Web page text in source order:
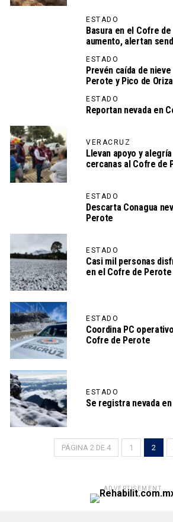
ESTADO
Basura en el Cofre
aumento, alertan
ESTADO
Prevén caída de
Perote y Pico de
ESTADO
Reportan nevada en
VERACRUZ
Llevan apoyo y
cercanas al Cofre de
ESTADO
Descarta Conagua
Perote
ESTADO
Casi mil personas
en el Cofre de Perote
ESTADO
Coordina PC
Cofre de Perote
ESTADO
Se registra nevada
PÁGINA 2 DE 4 1 2
ADVERTISEMENT